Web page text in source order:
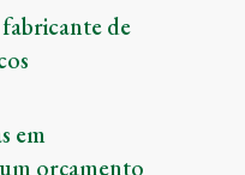
de
em
orçamento